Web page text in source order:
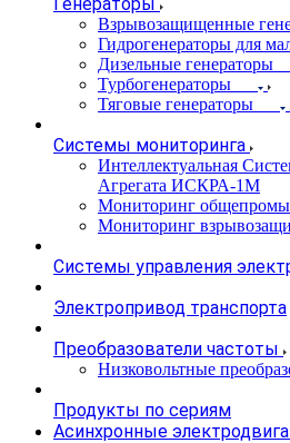
Взрывозащищенные
Гидрогенераторы для
Дизельные генераторы
Турбогенераторы
Тяговые генераторы
Системы мониторинга
Интеллектуальная
Агрегата ИСКРА-1М
Мониторинг
Мониторинг
Системы управления
Электропривод транспорта
Преобразователи частоты
Низковольтные
Продукты по сериям
Асинхронные